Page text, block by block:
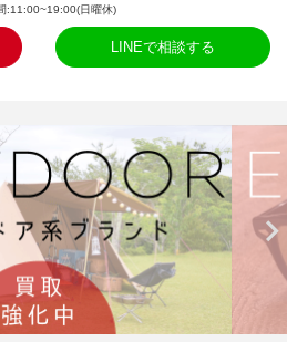
:11:00~19:00(日曜休)
LINEで相談する
